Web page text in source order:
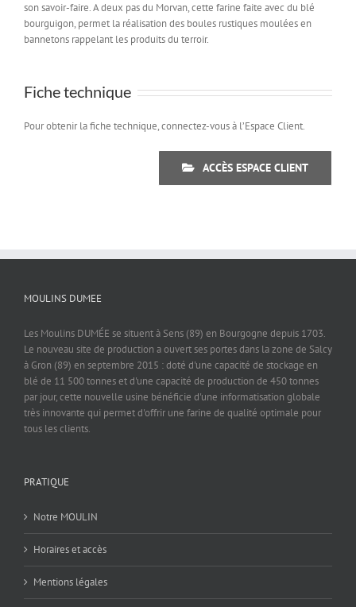
son savoir-faire. A deux pas du Morvan, cette farine faite avec du blé
bourguigon, permet la réalisation des boules rustiques moulées en
bannetons rappelant les produits du terroir.
Fiche technique
Pour obtenir la fiche technique, connectez-vous à l’Espace Client.
ACCÈS ESPACE CLIENT
MOULINS DUMEE
Les Moulins DUMÉE se situent à Sens (89) en Bourgogne depuis 1703.
Le nouveau site de production a ouvert ses portes dans la zone de Salcy
à Gron (89) en septembre 2015 : doté d'une capacité de stockage en
blé de 11 500 tonnes et d'une capacité de production de 450 tonnes
par jour, cette nouvelle usine bénéficie d'une informatisation globale
très innovante qui permet d'offrir une farine de qualité optimale pour
tous les clients.
PRATIQUE
Notre MOULIN
Horaires et accès
Mentions légales